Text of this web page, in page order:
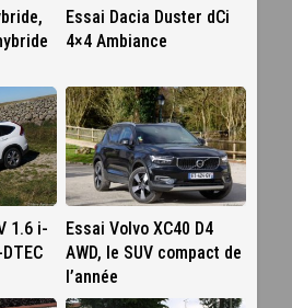
Essai Dacia Duster dCi
4×4 Ambiance
1.6 i-
Essai Volvo XC40 D4
AWD, le SUV compact de
l’année